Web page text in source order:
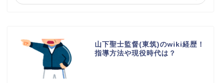
山下聖士監督(東筑)のwiki経歴！
指導方法や現役時代は？